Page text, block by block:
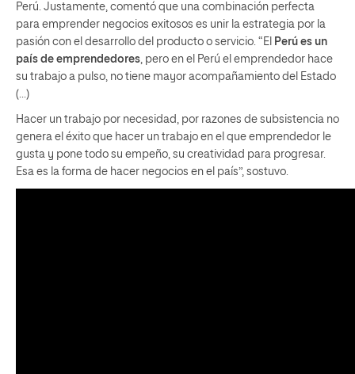
Perú. Justamente, comentó que una combinación perfecta
para emprender negocios exitosos es unir la estrategia por la
pasión con el desarrollo del producto o servicio. “El
Perú es un
país de emprendedores , pero en el Perú el emprendedor hace
su trabajo a pulso, no tiene mayor acompañamiento del Estado
(…)
Hacer un trabajo por necesidad, por razones de subsistencia no
genera el éxito que hacer un trabajo en el que emprendedor le
gusta y pone todo su empeño, su creatividad para progresar.
Esa es la forma de hacer negocios en el país”, sostuvo.